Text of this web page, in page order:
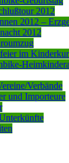
2012
2012 –
2012
im
Verbände
und Importeure